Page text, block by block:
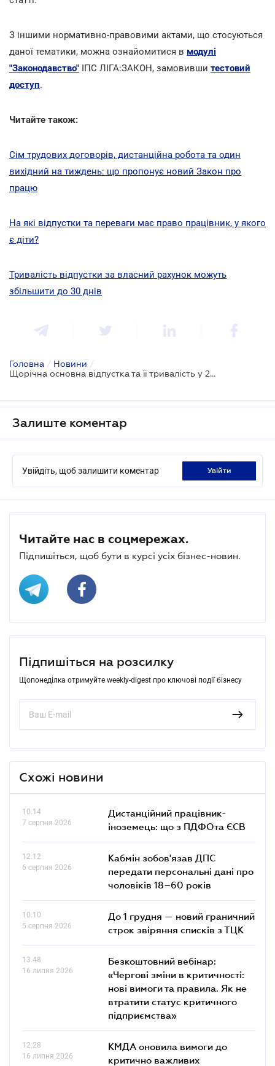
З іншими нормативно-правовими актами, що стосуються
даної тематики, можна ознайомитися в модулі
"Законодавство" ІПС ЛІГА:ЗАКОН, замовивши тестовий
доступ.
Читайте також:
Сім трудових договорів, дистанційна робота та один
вихідний на тиждень: що пропонує новий Закон про
працю
На які відпустки та переваги має право працівник, у якого
є діти?
Тривалість відпустки за власний рахунок можуть
збільшити до 30 днів
Головна / Новини /
Щорічна основна відпустка та її тривалість у 2020 році
Залиште коментар
Увійдіть, щоб залишити коментар увійти
Читайте нас в соцмережах.
Підпишіться, щоб бути в курсі усіх бізнес-новин.
Підпишіться на розсилку
Щопонеділка отримуйте weekly-digest про ключові події бізнесу
Схожі новини
10.14
7 серпня 2026
Дистанційний працівник-
іноземець: що з ПДФОта ЄСВ
12.12
6 серпня 2026
Кабмін зобов'язав ДПС
передати персональні дані про
чоловіків 18–60 років
10.10
5 серпня 2026
До 1 грудня — новий граничний
строк звіряння списків з ТЦК
13.48
16 липня 2026
Безкоштовний вебінар:
«Чергові зміни в критичності:
нові вимоги та правила. Як не
втратити статус критичного
підприємства»
12.28
16 липня 2026
КМДА оновила вимоги до
критично важливих